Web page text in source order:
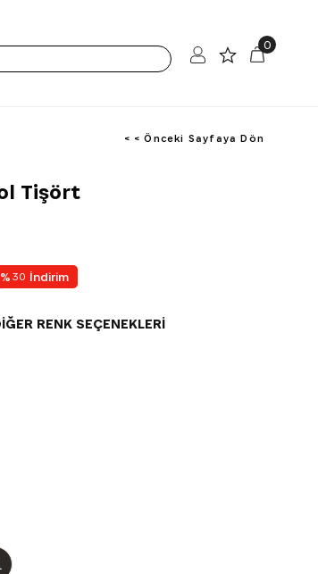
0
< < Önceki Sayfaya Dön
Tişört
% 30 İndirim
RENK SEÇENEKLERI